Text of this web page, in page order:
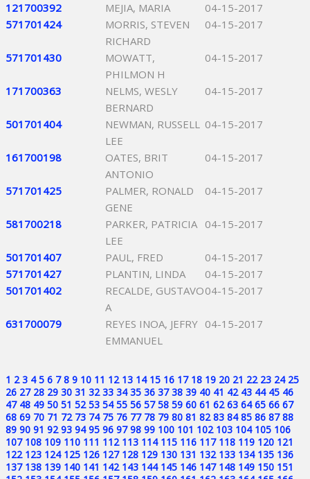
121700392 MEJIA, MARIA
04-15-2017
571701424
MORRIS, STEVEN
RICHARD
04-15-2017
571701430
MOWATT,
PHILMON H
04-15-2017
171700363
NELMS, WESLY
BERNARD
04-15-2017
501701404
NEWMAN, RUSSELL
LEE
04-15-2017
161700198
OATES, BRIT
ANTONIO
04-15-2017
571701425
PALMER, RONALD
GENE
04-15-2017
581700218
PARKER, PATRICIA
LEE
04-15-2017
501701407 PAUL, FRED
04-15-2017
571701427
PLANTIN, LINDA
04-15-2017
501701402
RECALDE, GUSTAVO
A
04-15-2017
631700079
REYES INOA, JEFRY
EMMANUEL
04-15-2017
1 2 3 4 5 6 7 8 9 10 11 12 13 14 15 16 17 18 19 20 21 22 23 24 25
26 27 28 29 30 31 32 33 34 35 36 37 38 39 40 41 42 43 44 45 46
47 48 49 50 51 52 53 54 55 56 57 58 59 60 61 62 63 64 65 66 67
68 69 70 71 72 73 74 75 76 77 78 79 80 81 82 83 84 85 86 87 88
89 90 91 92 93 94 95 96 97 98 99 100 101 102 103 104 105 106
107 108 109 110 111 112 113 114 115 116 117 118 119 120 121
122 123 124 125 126 127 128 129 130 131 132 133 134 135 136
137 138 139 140 141 142 143 144 145 146 147 148 149 150 151